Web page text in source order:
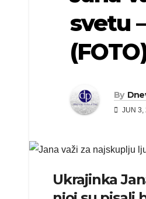
svetu
By
JUN 3,
Ukrajinka